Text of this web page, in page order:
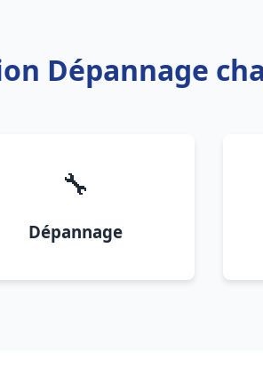
Dépannage
🔧
Dépannage